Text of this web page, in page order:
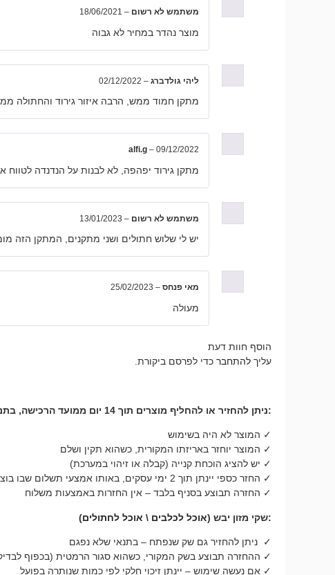
משתמש לא רשום –
18/06/2021
מוצר נהדר במחיר לא גבוה
ליהי גולדברג –
02/12/2022
מתקן חמוד ממש, הרבה איזור גירוד והחתולה
alfi.g – 09/12/2022
מתקן גירוד יפהפה, לא לבנות על הנדנדה
משתמש לא רשום –
13/01/2023
יש לי שלוש חתולים ושני מתקנים, המתקן הזה
מאי פנחס –
25/02/2023
מעולה
הוסף חוות דעת
עליך להתחבר כדי לפרסם ביקורת.
:ניתן להחזיר או להחליף מוצרים תוך 14 יום ממועד הרכישה, בתנאים הבאים
✓ המוצר לא היה בשימוש
✓ המוצר יוחזר באריזתו המקורית, כשהוא תקין ושלם
✓ יש להציג הוכחת קנייה (קבלה או זיהוי במערכת)
✓ החזר כספי יינתן תוך 2 ימי עסקים, באותו אמצעי תשלום שבו בוצעה העסקה
✓ החזרה תבוצע בסניף בלבד – אין החזרות באמצעות משלוח
:שקי מזון יבש (אוכל לכלבים \ אוכל לחתולים)
✓ ניתן להחזיר גם שק שנפתח – בתנאי שלא נפגם
✓ ההחזרה תבוצע בשק המקורי, כשהוא סגור הרמטית (בכפוף
✓ אם נעשה שימוש – יינתן זיכוי חלקי לפי כמות שנותרה בפועל